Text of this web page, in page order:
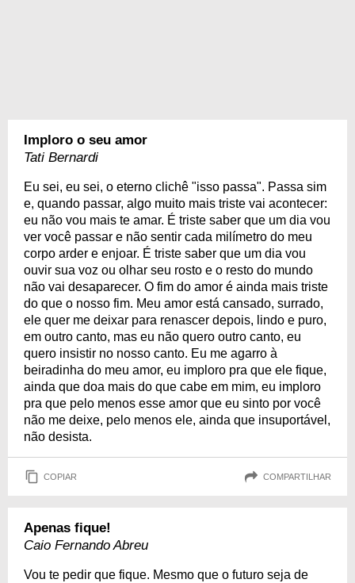
Imploro o seu amor
Tati Bernardi
Eu sei, eu sei, o eterno clichê "isso passa". Passa sim
e, quando passar, algo muito mais triste vai acontecer:
eu não vou mais te amar. É triste saber que um dia vou
ver você passar e não sentir cada milímetro do meu
corpo arder e enjoar. É triste saber que um dia vou
ouvir sua voz ou olhar seu rosto e o resto do mundo
não vai desaparecer. O fim do amor é ainda mais triste
do que o nosso fim. Meu amor está cansado, surrado,
ele quer me deixar para renascer depois, lindo e puro,
em outro canto, mas eu não quero outro canto, eu
quero insistir no nosso canto. Eu me agarro à
beiradinha do meu amor, eu imploro pra que ele fique,
ainda que doa mais do que cabe em mim, eu imploro
pra que pelo menos esse amor que eu sinto por você
não me deixe, pelo menos ele, ainda que insuportável,
não desista.
COPIAR COMPARTILHAR
Apenas fique!
Caio Fernando Abreu
Vou te pedir que fique. Mesmo que o futuro seja de